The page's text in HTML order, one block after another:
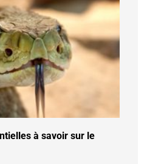
à savoir sur le